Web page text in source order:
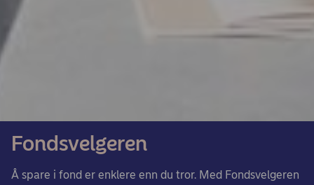
Fondsvelgeren
Å spare i fond er enklere enn du tror. Med Fondsvelgeren